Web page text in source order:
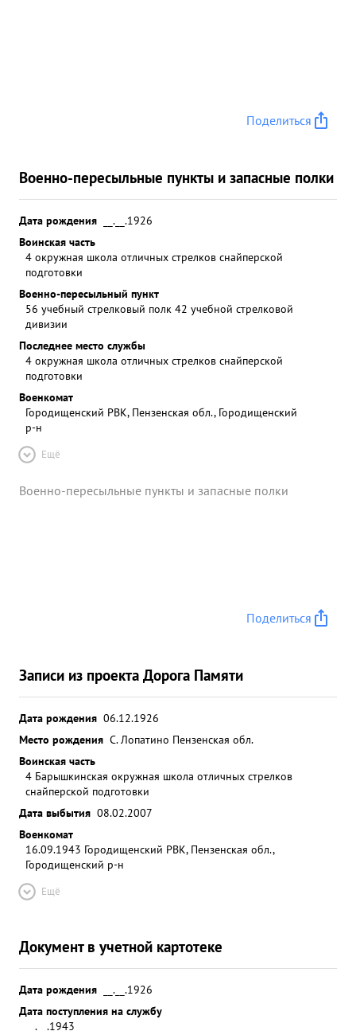
Поделиться
Военно-пересыльные пункты и запасные полки
Дата рождения
__.__.1926
Воинская часть
4 окружная школа отличных стрелков снайперской
подготовки
Военно-пересыльный пункт
56 учебный стрелковый полк 42 учебной стрелковой
дивизии
Последнее место службы
4 окружная школа отличных стрелков снайперской
подготовки
Военкомат
Городищенский РВК, Пензенская обл., Городищенский
р-н
Ещё
Военно-пересыльные пункты и запасные полки
Поделиться
Записи из проекта Дорога Памяти
Дата рождения 06.12.1926
Место рождения С. Лопатино Пензенская обл.
Воинская часть
4 Барышкинская окружная школа отличных стрелков
снайперской подготовки
Дата выбытия 08.02.2007
Военкомат
16.09.1943 Городищенский РВК, Пензенская обл.,
Городищенский р-н
Ещё
Документ в учетной картотеке
Дата рождения
__.__.1926
Дата поступления на службу
__.__.1943